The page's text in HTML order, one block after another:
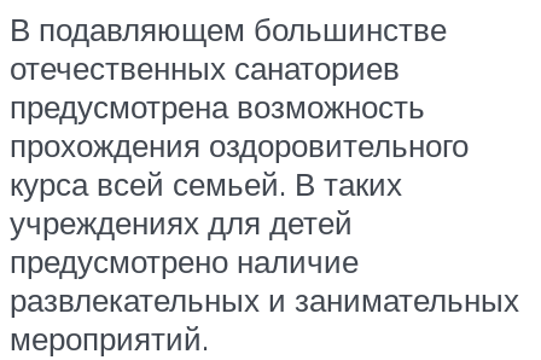
В подавляющем большинстве
отечественных санаториев
предусмотрена возможность
прохождения оздоровительного
курса всей семьей. В таких
учреждениях для детей
предусмотрено наличие
развлекательных и занимательных
мероприятий.